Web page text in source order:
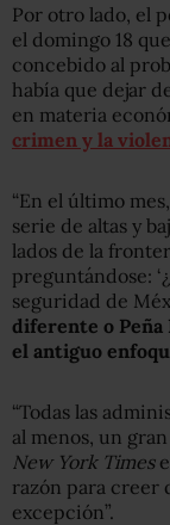
Por otro lado, el
el domingo 18
concebido al
había que dejar
en materia
crimen y la
“En el último
serie de altas y
lados de la
preguntándose:
seguridad de
diferente o Peña
el antiguo
“Todas las
al menos, un
New York Times
razón para creer
excepción”.